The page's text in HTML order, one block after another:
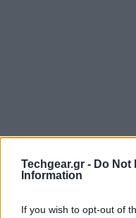
Techgear.gr - Do Not
Information
If you wish to opt-out of